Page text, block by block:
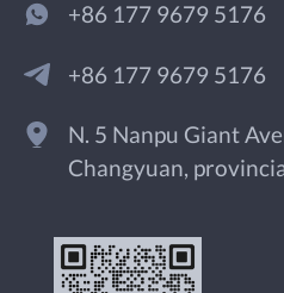
+86 177 9679 5176
+86 177 9679 5176
N. 5 Nanpu Giant
Changyuan,